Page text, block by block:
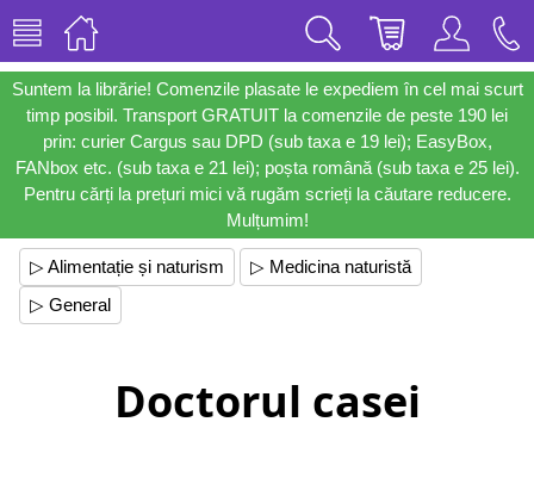
Suntem la librărie! Comenzile plasate le expediem în cel mai scurt
timp posibil. Transport GRATUIT la comenzile de peste 190 lei
prin: curier Cargus sau DPD (sub taxa e 19 lei); EasyBox,
FANbox etc. (sub taxa e 21 lei); poșta română (sub taxa e 25 lei).
Pentru cărți la prețuri mici vă rugăm scrieți la căutare reducere.
Mulțumim!
▷ Alimentație și naturism
▷ Medicina naturistă
▷ General
Doctorul casei